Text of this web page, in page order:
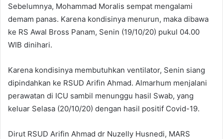
Sebelumnya, Mohammad Moralis sempat mengalami
demam panas. Karena kondisinya menurun, maka dibawa
ke RS Awal Bross Panam, Senin (19/10/20) pukul 04.00
WIB dinihari.
Karena kondisinya membutuhkan ventilator, Senin siang
dipindahkan ke RSUD Arifin Ahmad. Almarhum menjalani
perawatan di ICU sambil menunggu hasil Swab, yang
keluar Selasa (20/10/20) dengan hasil positif Covid-19.
Dirut RSUD Arifin Ahmad dr Nuzelly Husnedi, MARS